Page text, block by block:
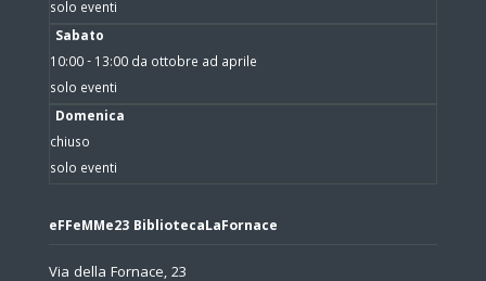
solo eventi
Sabato
10:00 - 13:00 da ottobre ad aprile
solo eventi
Domenica
chiuso
solo eventi
eFFeMMe23 BibliotecaLaFornace
Via della Fornace, 23